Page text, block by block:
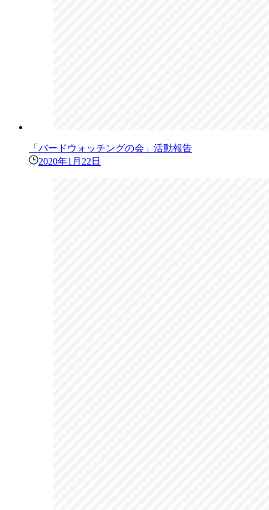
「バードウォッチングの会」活動報告
2020年1月22日